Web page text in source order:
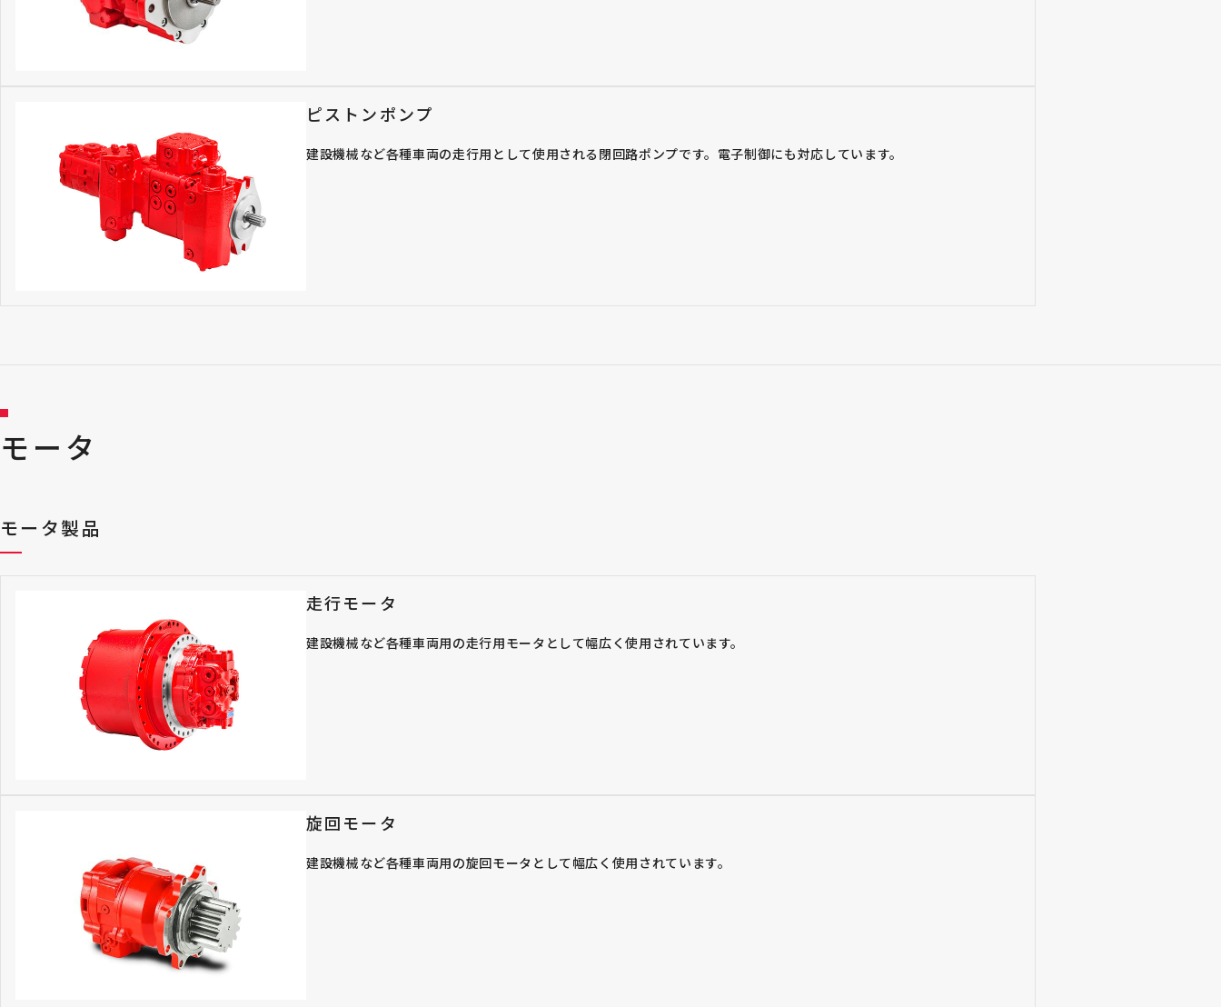
ピストンポンプ
建設機械など各種車両の走行用として使用される閉回路ポンプです。電子制御にも対応しています。
モータ
モータ製品
走行モータ
建設機械など各種車両用の走行用モータとして幅広く使用されています。
旋回モータ
建設機械など各種車両用の旋回モータとして幅広く使用されています。